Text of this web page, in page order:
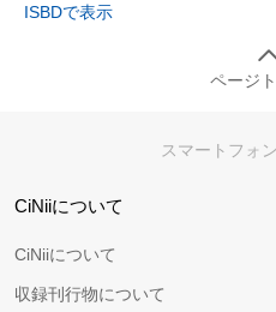
ISBDで表示
ページ
スマートフォ
CiNiiについて
CiNiiについて
収録刊行物について